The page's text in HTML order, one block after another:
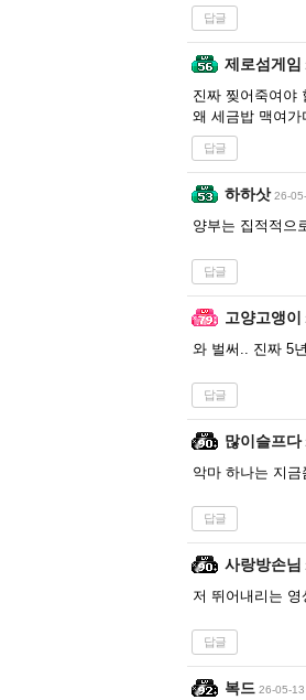
답글
제로섬게임
진짜 찢어죽여야
왜 세금밥 맥여가
답글
하하삿 26-
양부는 집적적으
답글
고양고앵이
와 벌써.. 진짜 5
답글
많이슬프다
악마 하나는 지금
답글
사랑방손님
저 뛰어내리는
답글
복드 26-05-